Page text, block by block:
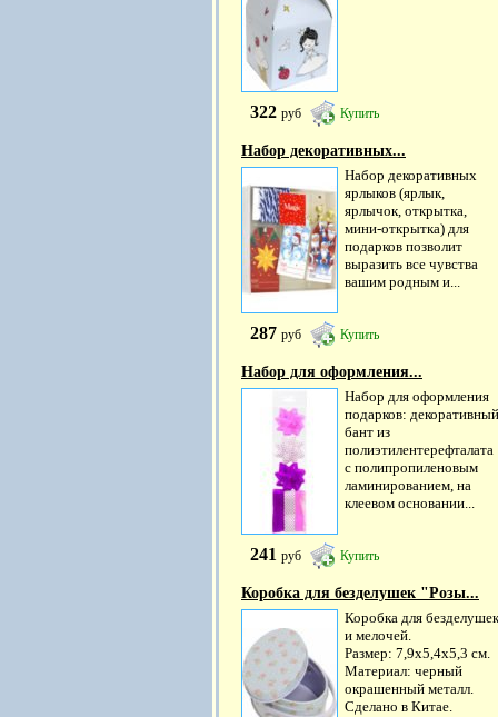
322 руб Купить
Набор декоративных...
Набор декоративных
ярлыков (ярлык,
ярлычок, открытка,
мини-открытка) для
подарков позволит
выразить все чувства
вашим родным и...
287 руб Купить
Набор для оформления...
Набор для оформления
подарков: декоративный
бант из
полиэтилентерефталата
с полипропиленовым
ламинированием, на
клеевом основании...
241 руб Купить
Коробка для безделушек "Розы...
Коробка для безделушек
и мелочей.
Размер: 7,9х5,4х5,3 см.
Материал: черный
окрашенный металл.
Сделано в Китае.